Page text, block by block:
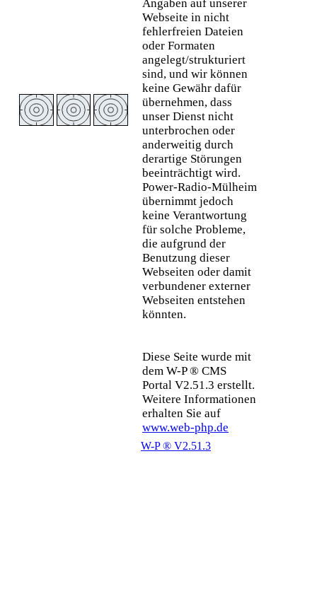
Angaben auf unserer
Webseite in nicht
fehlerfreien Dateien
oder Formaten
angelegt/strukturiert
sind, und wir können
keine Gewähr dafür
übernehmen, dass
unser Dienst nicht
unterbrochen oder
anderweitig durch
derartige Störungen
beeinträchtigt wird.
Power-Radio-Mülheim
übernimmt jedoch
keine Verantwortung
für solche Probleme,
die aufgrund der
Benutzung dieser
Webseiten oder damit
verbundener externer
Webseiten entstehen
könnten.
Diese Seite wurde mit
dem W-P ® CMS
Portal V2.51.3 erstellt.
Weitere Informationen
erhalten Sie auf
www.web-php.de
W-P ® V2.51.3